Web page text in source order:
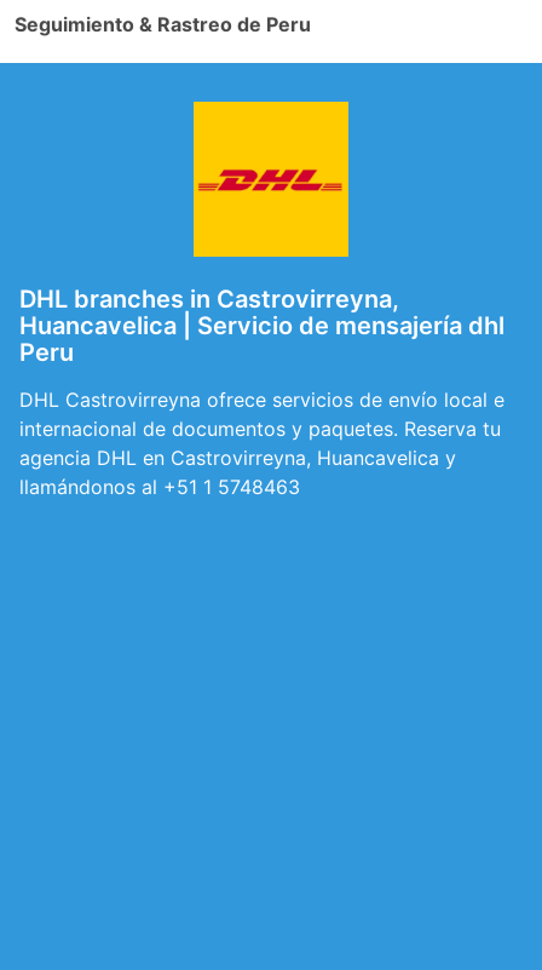
Seguimiento & Rastreo de Peru
DHL branches in Castrovirreyna,
Huancavelica | Servicio de mensajería dhl
Peru
DHL Castrovirreyna ofrece servicios de envío local e
internacional de documentos y paquetes. Reserva tu
agencia DHL en Castrovirreyna, Huancavelica y
llamándonos al +51 1 5748463